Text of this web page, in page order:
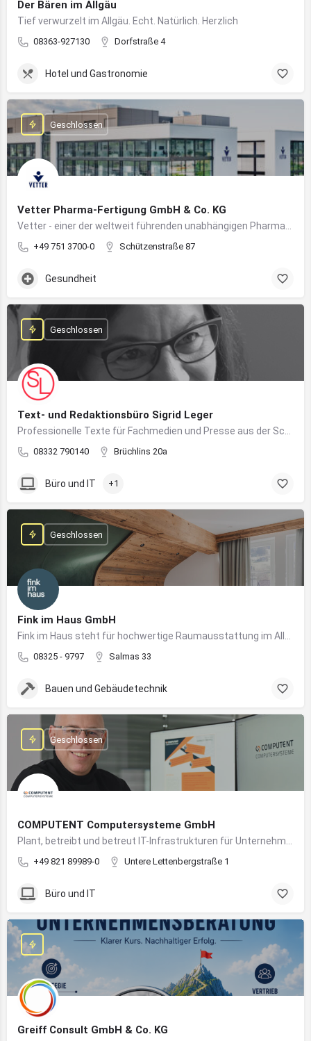
Der Bären im Allgäu
Tief verwurzelt im Allgäu. Echt. Natürlich. Herzlich
08363-927130 Dorfstraße 4
Hotel und Gastronomie
Vetter Pharma-Fertigung GmbH & Co. KG
+49 751 3700-0 Schützenstraße 87
Geschlossen
Gesundheit
Text- und Redaktionsbüro Sigrid Leger
08332 790140 Brüchlins 20a
Geschlossen
Büro und IT +1
Fink im Haus GmbH
08325 - 9797 Salmas 33
Geschlossen
Bauen und Gebäudetechnik
COMPUTENT Computersysteme GmbH
+49 821 89989-0 Untere Lettenbergstraße 1
Geschlossen
Büro und IT
Greiff Consult GmbH & Co. KG